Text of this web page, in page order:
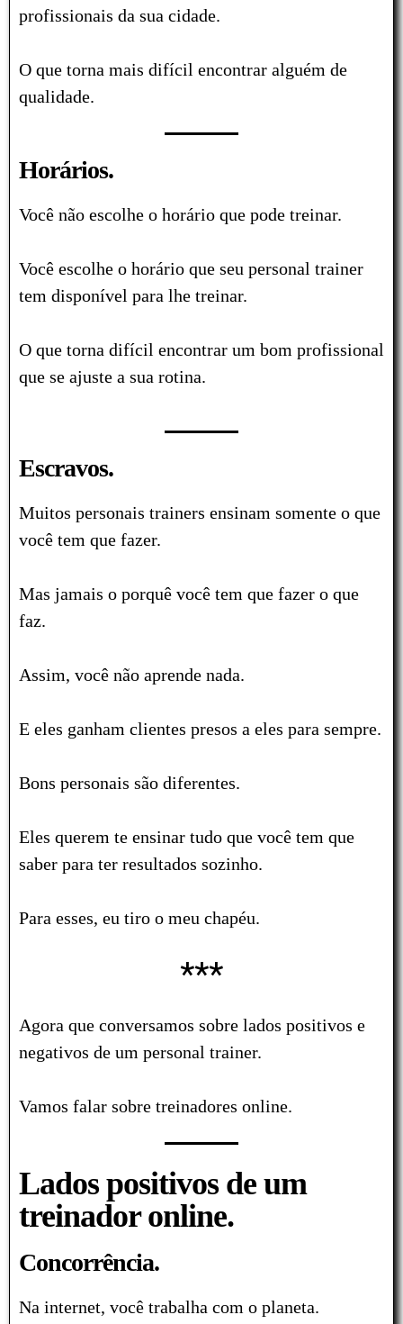
profissionais da sua cidade.
O que torna mais difícil encontrar alguém de
qualidade.
Horários.
Você não escolhe o horário que pode treinar.
Você escolhe o horário que seu personal trainer
tem disponível para lhe treinar.
O que torna difícil encontrar um bom profissional
que se ajuste a sua rotina.
Escravos.
Muitos personais trainers ensinam somente o que
você tem que fazer.
Mas jamais o porquê você tem que fazer o que
faz.
Assim, você não aprende nada.
E eles ganham clientes presos a eles para sempre.
Bons personais são diferentes.
Eles querem te ensinar tudo que você tem que
saber para ter resultados sozinho.
Para esses, eu tiro o meu chapéu.
***
Agora que conversamos sobre lados positivos e
negativos de um personal trainer.
Vamos falar sobre treinadores online.
Lados positivos de um
treinador online.
Concorrência.
Na internet, você trabalha com o planeta.